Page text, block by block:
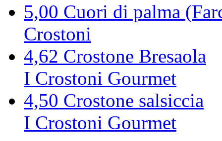
5,00 Cuori di palma
Crostoni
4,62 Crostone Bresaola
I Crostoni Gourmet
4,50 Crostone salsiccia
I Crostoni Gourmet